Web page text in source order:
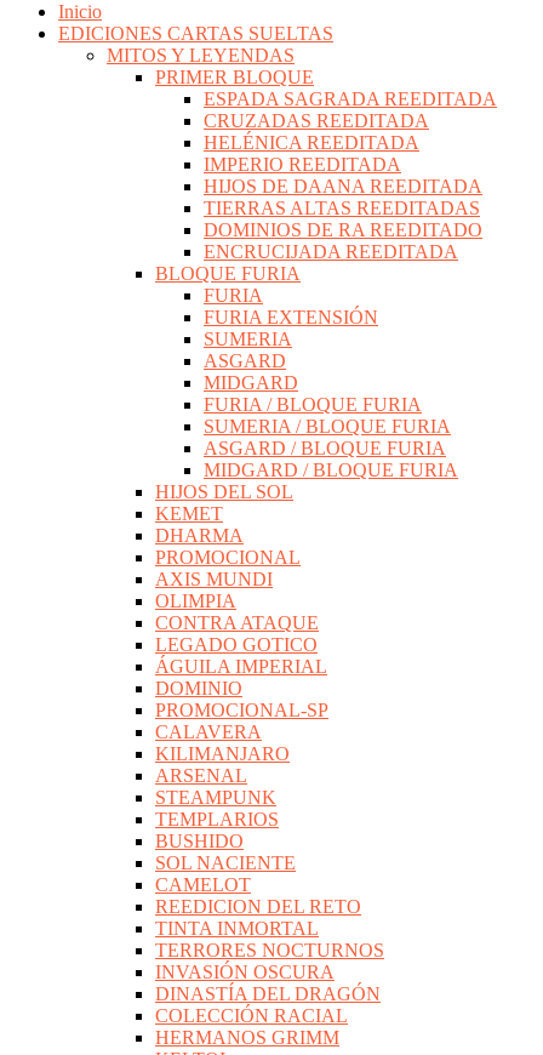
Inicio
EDICIONES CARTAS SUELTAS
MITOS Y LEYENDAS
PRIMER BLOQUE
ESPADA SAGRADA REEDITADA
CRUZADAS REEDITADA
HELÉNICA REEDITADA
IMPERIO REEDITADA
HIJOS DE DAANA REEDITADA
TIERRAS ALTAS REEDITADAS
DOMINIOS DE RA REEDITADO
ENCRUCIJADA REEDITADA
BLOQUE FURIA
FURIA
FURIA EXTENSIÓN
SUMERIA
ASGARD
MIDGARD
FURIA / BLOQUE FURIA
SUMERIA / BLOQUE FURIA
ASGARD / BLOQUE FURIA
MIDGARD / BLOQUE FURIA
HIJOS DEL SOL
KEMET
DHARMA
PROMOCIONAL
AXIS MUNDI
OLIMPIA
CONTRA ATAQUE
LEGADO GOTICO
ÁGUILA IMPERIAL
DOMINIO
PROMOCIONAL-SP
CALAVERA
KILIMANJARO
ARSENAL
STEAMPUNK
TEMPLARIOS
BUSHIDO
SOL NACIENTE
CAMELOT
REEDICION DEL RETO
TINTA INMORTAL
TERRORES NOCTURNOS
INVASIÓN OSCURA
DINASTÍA DEL DRAGÓN
COLECCIÓN RACIAL
HERMANOS GRIMM